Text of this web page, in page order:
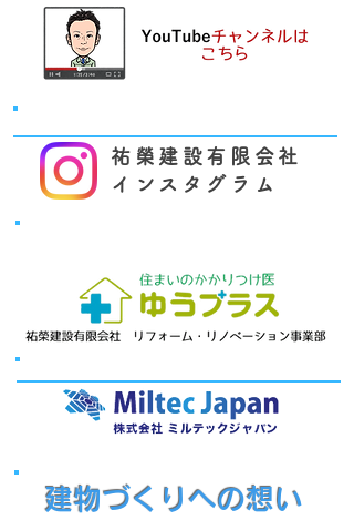
祐榮建設有限会社
インスタグラム
​建物づくりへの想い